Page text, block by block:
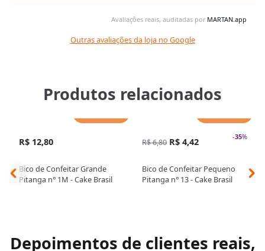
Avaliações reais, auditadas por MARTAN.app
Outras avaliações da loja no Google
Produtos relacionados
R$ 12,80
Bico de Confeitar Grande
Pitanga n° 1M - Cake Brasil
-35%
R$ 6,80 R$ 4,42
Bico de Confeitar Pequeno
Pitanga n° 13 - Cake Brasil
Depoimentos de clientes reais,